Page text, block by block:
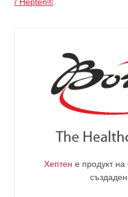
Хептен е продукт